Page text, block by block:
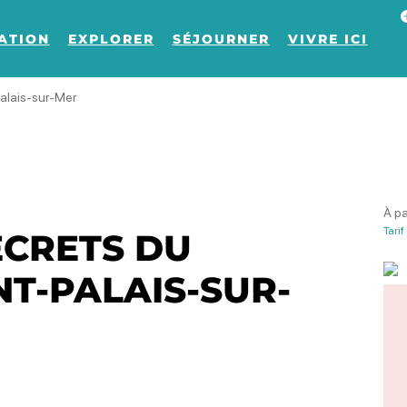
EXPLORER SÉJOURNER VIVRE ICI
sur-Mer
DU
PALAIS-SUR-
À
Tarif